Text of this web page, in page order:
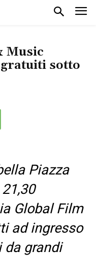
Music
sotto
Piazza
Global Film
ad ingresso
da grandi